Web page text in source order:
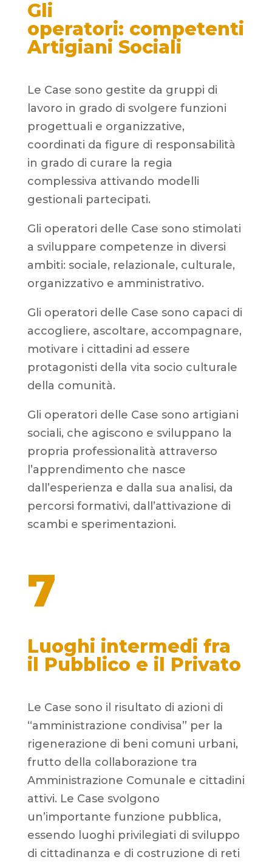
Gli
operatori: competenti
Artigiani Sociali
Le Case sono gestite da gruppi di
lavoro in grado di svolgere funzioni
progettuali e organizzative,
coordinati da figure di responsabilità
in grado di curare la regia
complessiva attivando modelli
gestionali partecipati.
Gli operatori delle Case sono stimolati
a sviluppare competenze in diversi
ambiti: sociale, relazionale, culturale,
organizzativo e amministrativo.
Gli operatori delle Case sono capaci di
accogliere, ascoltare, accompagnare,
motivare i cittadini ad essere
protagonisti della vita socio culturale
della comunità.
Gli operatori delle Case sono artigiani
sociali, che agiscono e sviluppano la
propria professionalità attraverso
l’apprendimento che nasce
dall’esperienza e dalla sua analisi, da
percorsi formativi, dall’attivazione di
scambi e sperimentazioni.
7
Luoghi intermedi fra
il Pubblico e il Privato
Le Case sono il risultato di azioni di
“amministrazione condivisa” per la
rigenerazione di beni comuni urbani,
frutto della collaborazione tra
Amministrazione Comunale e cittadini
attivi. Le Case svolgono
un’importante funzione pubblica,
essendo luoghi privilegiati di sviluppo
di cittadinanza e di costruzione di reti